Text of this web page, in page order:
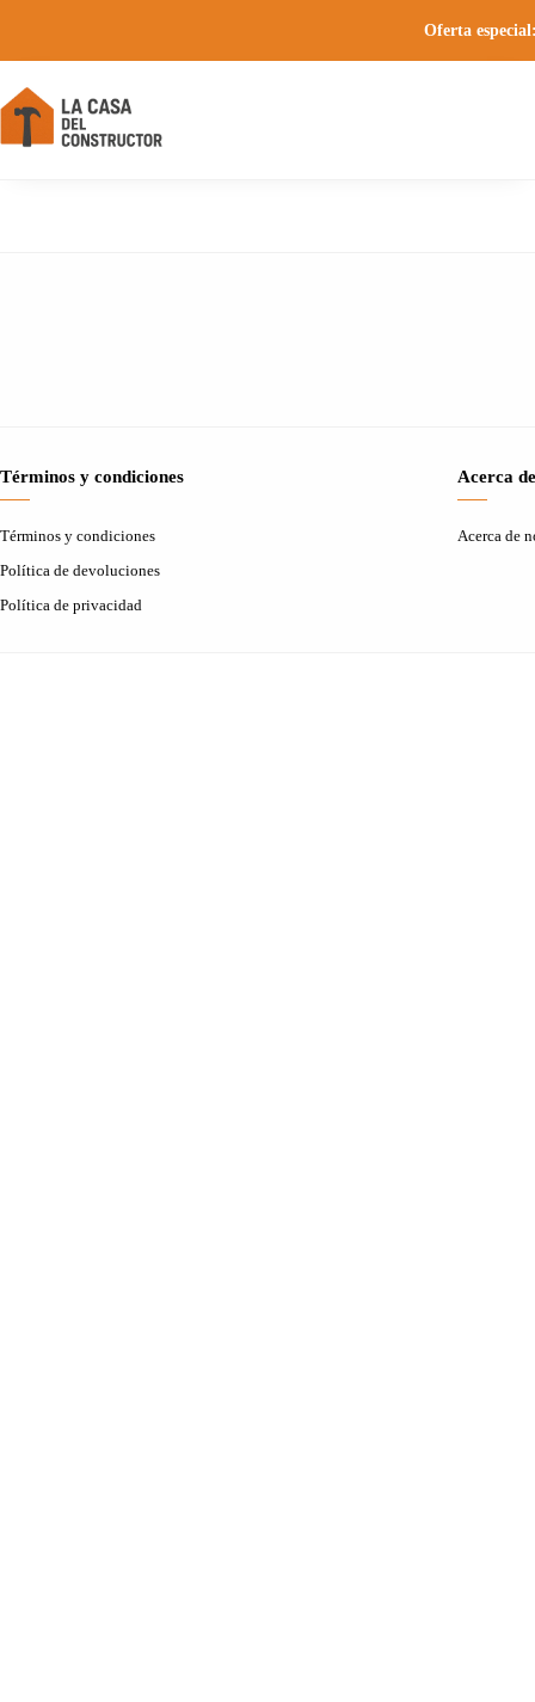
Oferta
Términos y condiciones
Términos y condiciones
Política de devoluciones
Política de privacidad
Acerca
Acerca de